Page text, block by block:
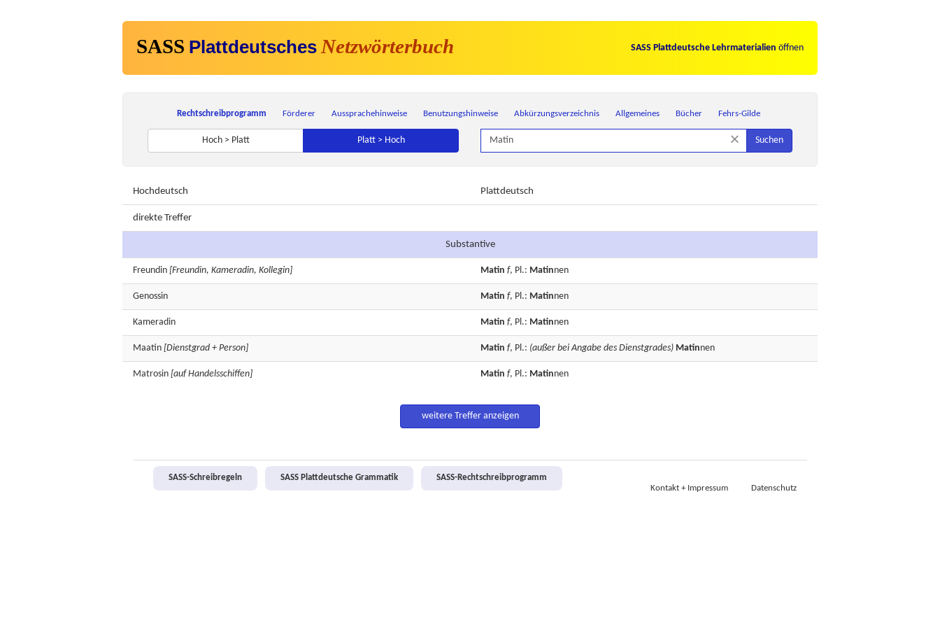
SASS Plattdeutsches Netzwörterbuch SASS Plattdeutsche Lehrmaterialien öffnen
Rechtschreibprogramm Förderer Aussprachehinweise Benutzungshinweise Abkürzungsverzeichnis Allgemeines Bücher Fehrs-Gilde
Hoch > Platt Platt > Hoch × Suchen
Hochdeutsch Plattdeutsch
direkte Treffer
Substantive
Freundin [Freundin, Kameradin, Kollegin] Matin f, Pl.: Matinnen
Genossin Matin f, Pl.: Matinnen
Kameradin Matin f, Pl.: Matinnen
Maatin [Dienstgrad + Person] Matin f, Pl.: (außer bei Angabe des Dienstgrades) Matinnen
Matrosin [auf Handelsschiffen] Matin f, Pl.: Matinnen
weitere Treffer anzeigen
SASS-Schreibregeln SASS Plattdeutsche Grammatik
SASS-Rechtschreibprogramm
Kontakt + Impressum
Datenschutz